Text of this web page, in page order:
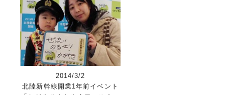
2014/3/2
北陸新幹線開業1年前イベント